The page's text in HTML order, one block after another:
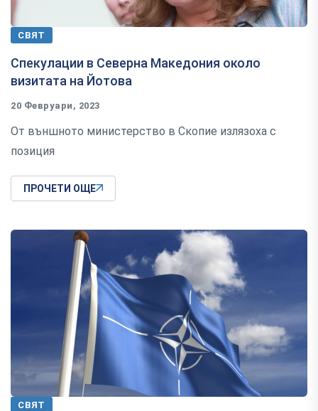
СВЯТ
Спекулации в Северна Македония около
визитата на Йотова
20 Февруари, 2023
От външното министерство в Скопие излязоха с
позиция
ПРОЧЕТИ ОЩЕ
СВЯТ